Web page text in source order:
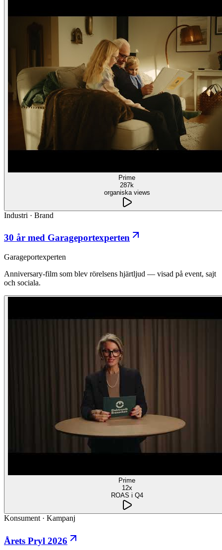
Prime
287k
organiska views
Industri · Brand
30 år med Garageportexperten
Garageportexperten
Anniversary-film som blev rörelsens hjärtljud — visad på event, sajt
och sociala.
Prime
12x
ROAS i Q4
Konsument · Kampanj
Årets Pryl 2026